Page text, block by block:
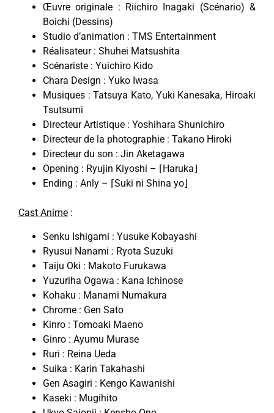
Œuvre originale : Riichiro Inagaki (Scénario) &
Boichi (Dessins)
Studio d’animation : TMS Entertainment
Réalisateur : Shuhei Matsushita
Scénariste : Yuichiro Kido
Chara Design : Yuko Iwasa
Musiques : Tatsuya Kato, Yuki Kanesaka, Hiroaki
Tsutsumi
Directeur Artistique : Yoshihara Shunichiro
Directeur de la photographie : Takano Hiroki
Directeur du son : Jin Aketagawa
Opening : Ryujin Kiyoshi – ⌈Haruka⌋
Ending : Anly – ⌈Suki ni Shina yo⌋
Cast Anime :
Senku Ishigami : Yusuke Kobayashi
Ryusui Nanami : Ryota Suzuki
Taiju Oki : Makoto Furukawa
Yuzuriha Ogawa : Kana Ichinose
Kohaku : Manami Numakura
Chrome : Gen Sato
Kinro : Tomoaki Maeno
Ginro : Ayumu Murase
Ruri : Reina Ueda
Suika : Karin Takahashi
Gen Asagiri : Kengo Kawanishi
Kaseki : Mugihito